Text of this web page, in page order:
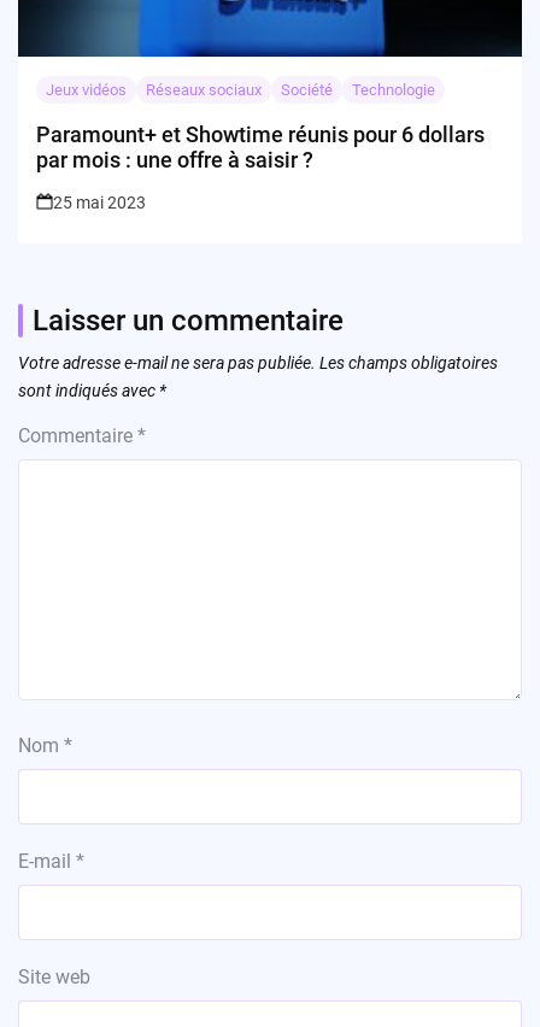
Jeux vidéos Réseaux sociaux Société Technologie
Paramount+ et Showtime réunis pour 6 dollars
par mois : une offre à saisir ?
25 mai 2023
Laisser un commentaire
Votre adresse e-mail ne sera pas publiée. Les champs obligatoires
sont indiqués avec *
Commentaire *
Nom *
E-mail *
Site web